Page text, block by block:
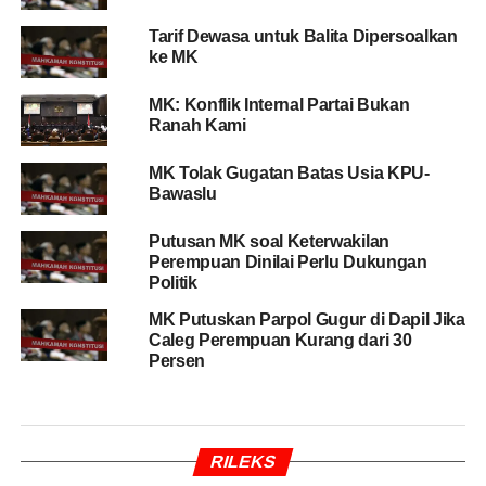
Tarif Dewasa untuk Balita Dipersoalkan
ke MK
MK: Konflik Internal Partai Bukan
Ranah Kami
MK Tolak Gugatan Batas Usia KPU-
Bawaslu
Putusan MK soal Keterwakilan
Perempuan Dinilai Perlu Dukungan
Politik
MK Putuskan Parpol Gugur di Dapil Jika
Caleg Perempuan Kurang dari 30
Persen
RILEKS